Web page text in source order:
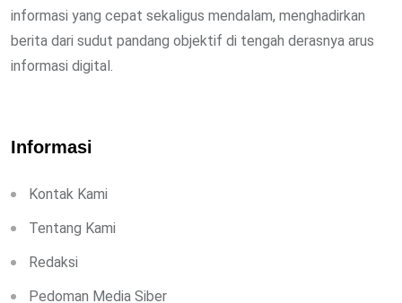
informasi yang cepat sekaligus mendalam, menghadirkan
berita dari sudut pandang objektif di tengah derasnya arus
informasi digital.
Informasi
Kontak Kami
Tentang Kami
Redaksi
Pedoman Media Siber